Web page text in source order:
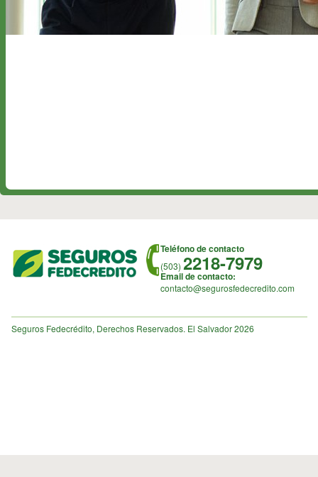
Teléfono de contacto
(503) 2218-7979
Email de contacto:
contacto@segurosfedecredito.com
Seguros Fedecrédito, Derechos Reservados. El Salvador 2026